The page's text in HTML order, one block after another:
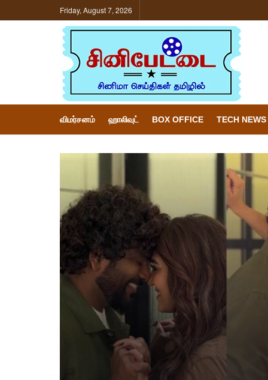
Friday, August 7, 2026
விமர்சனம் ஹாலிவுட் BOX OFFICE TECH NEWS